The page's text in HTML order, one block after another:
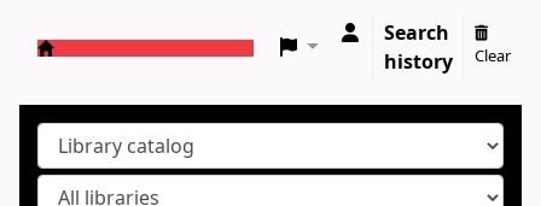
Search
history
Clear